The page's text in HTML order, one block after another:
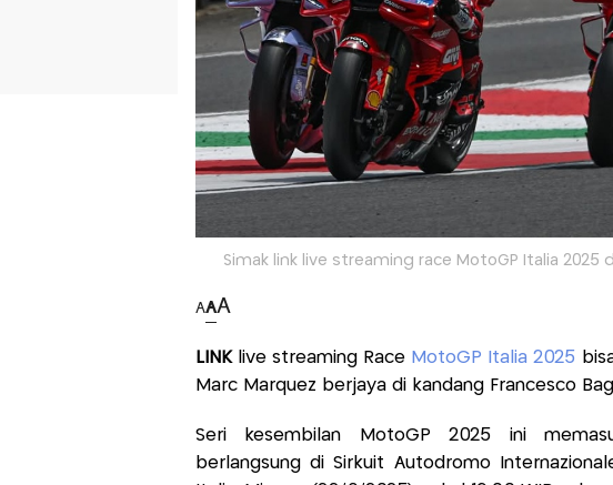
Simak link live streaming race MotoGP Italia
AAA
LINK live streaming Race MotoGP Italia 2025
Marc Marquez berjaya di kandang Francesco
Seri kesembilan MotoGP 2025 ini
berlangsung di Sirkuit Autodromo